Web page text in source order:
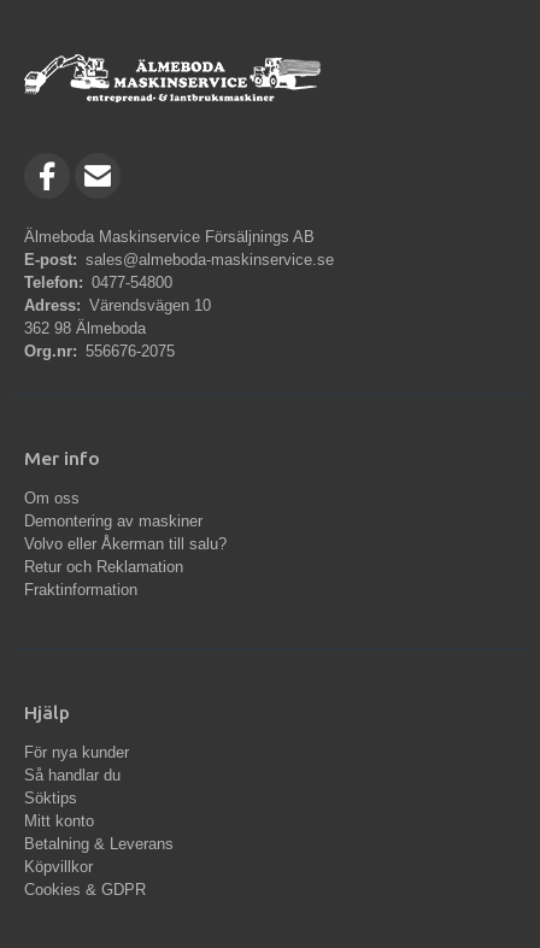
Älmeboda Maskinservice Försäljnings AB
E-post: sales@almeboda-maskinservice.se
Telefon: 0477-54800
Adress: Värendsvägen 10
362 98 Älmeboda
Org.nr: 556676-2075
Mer info
Om oss
Demontering av maskiner
Volvo eller Åkerman till salu?
Retur och Reklamation
Fraktinformation
Hjälp
För nya kunder
Så handlar du
Söktips
Mitt konto
Betalning & Leverans
Köpvillkor
Cookies & GDPR